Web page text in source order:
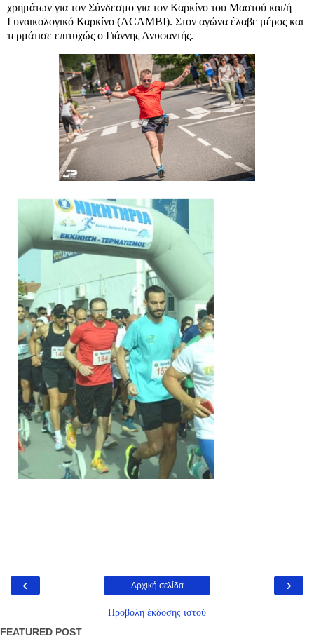
χρημάτων για τον Σύνδεσμο για τον Καρκίνο του Μαστού και/ή
Γυναικολογικό Καρκίνο (ACAMBI). Στον αγώνα έλαβε μέρος και
τερμάτισε επιτυχώς ο Γιάννης Ανυφαντής.
‹ ›
Αρχική σελίδα
Προβολή έκδοσης ιστού
FEATURED POST